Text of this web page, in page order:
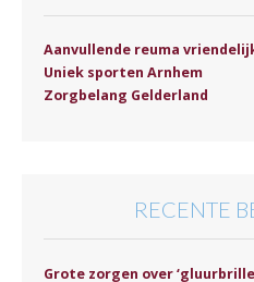
Aanvullende reuma
Uniek sporten Arnhem
Zorgbelang Gelderland
RECENTE
Grote zorgen over